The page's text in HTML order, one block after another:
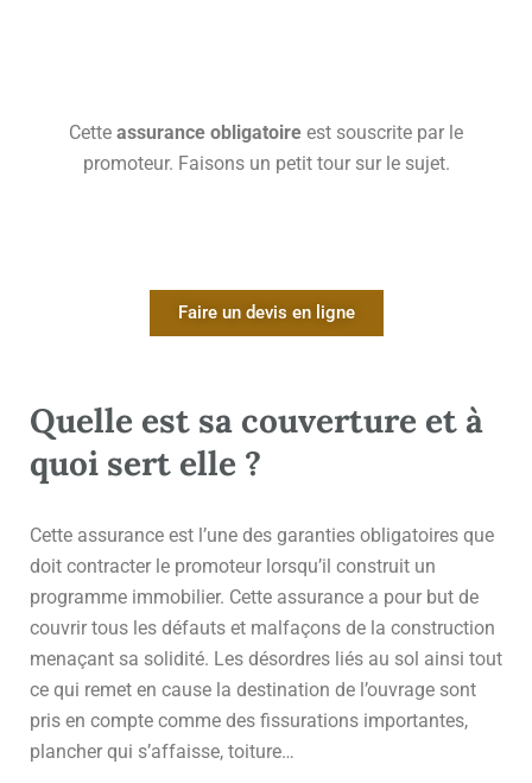
Cette assurance obligatoire est souscrite par le
promoteur. Faisons un petit tour sur le sujet.
Faire un devis en ligne
Quelle est sa couverture et à
quoi sert elle ?
Cette assurance est l’une des garanties obligatoires que
doit contracter le promoteur lorsqu’il construit un
programme immobilier. Cette assurance a pour but de
couvrir tous les défauts et malfaçons de la construction
menaçant sa solidité. Les désordres liés au sol ainsi tout
ce qui remet en cause la destination de l’ouvrage sont
pris en compte comme des fissurations importantes,
plancher qui s’affaisse, toiture…